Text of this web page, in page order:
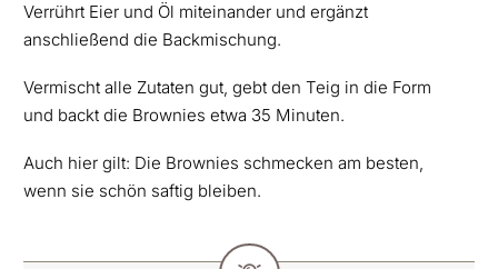
Verrührt Eier und Öl miteinander und ergänzt
anschließend die Backmischung.
Vermischt alle Zutaten gut, gebt den Teig in die Form
und backt die Brownies etwa 35 Minuten.
Auch hier gilt: Die Brownies schmecken am besten,
wenn sie schön saftig bleiben.